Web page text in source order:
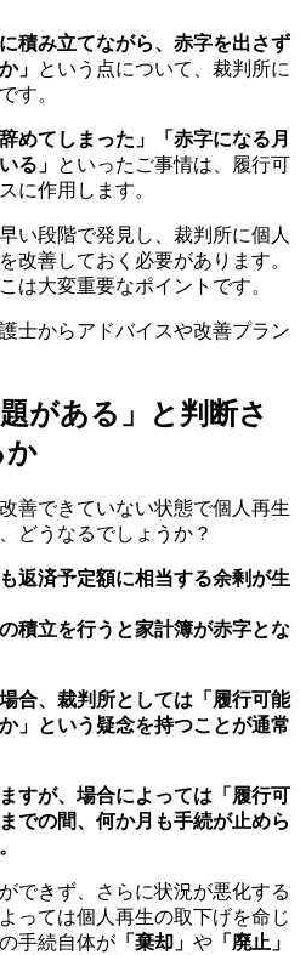
積み立てながら、赤字を出さず
」 という点について、裁判所に
す。
めてしまった」「赤字になる月
る」 といったご事情は、履行可
に作用します。
い段階で発見し、裁判所に個人
改善しておく必要があります。
は大変重要なポイントです。
士からアドバイスや改善プラン
がある」と判断さ
か
善できていない状態で個人再生
どうなるでしょうか？
返済予定額に相当する余剰が生
積立を行うと家計簿が赤字とな
合、裁判所としては「履行可能
」という疑念を持つことが通常
すが、場合によっては「履行可
での間、何か月も手続が止めら
できず、さらに状況が悪化する
っては個人再生の取下げを命じ
手続自体が 「棄却」 や 「廃止」